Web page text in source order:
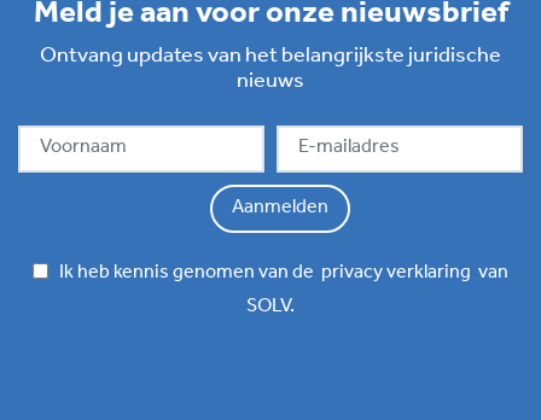
Meld je aan voor onze nieuwsbrief
Ontvang updates van het belangrijkste juridische
nieuws
Ik heb kennis genomen van de privacy verklaring van
SOLV.